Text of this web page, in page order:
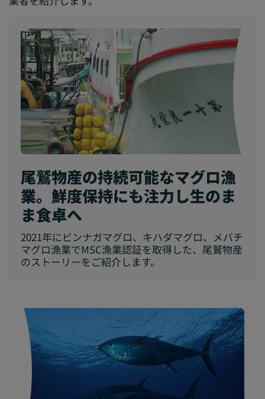
尾鷲物産の持続可能なマグロ漁
業。鮮度保持にも注力し生のま
ま食卓へ
2021年にビンナガマグロ、キハダマグロ、メバチ
マグロ漁業でMSC漁業認証を取得した、尾鷲物産
のストーリーをご紹介します。